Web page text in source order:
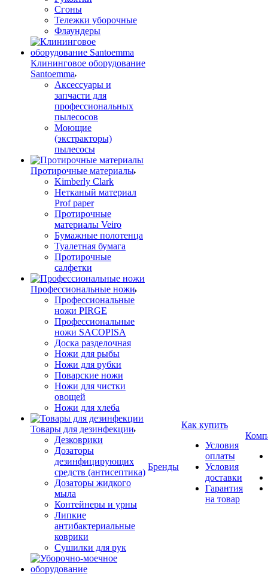
Сгоны
Тележки уборочные
Флаундеры
Клининговое оборудование
Santoemma
Аксессуары и
запчасти для
профессиональных
пылесосов
Моющие
(экстракторы)
пылесосы
Протирочные материалы
Kimberly Clark
Нетканый материал
Prof paper
Протирочные
материалы Veiro
Бумажные полотенца
Туалетная бумага
Протирочные
салфетки
Профессиональные ножи
Профессиональные
ножи PIRGE
Профессиональные
ножи SACOPISA
Доска разделочная
Ножи для рыбы
Ножи для рубки
Поварские ножи
Ножи для чистки
овощей
Ножи для хлеба
Товары для дезинфекции
Дезковрики
Дозаторы
дезинфицирующих
средств (антисептика)
Дозаторы жидкого
мыла
Контейнеры и урны
Липкие
антибактериальные
коврики
Сушилки для рук
Бренды
Как купить
Условия
оплаты
Условия
доставки
Гарантия
на товар